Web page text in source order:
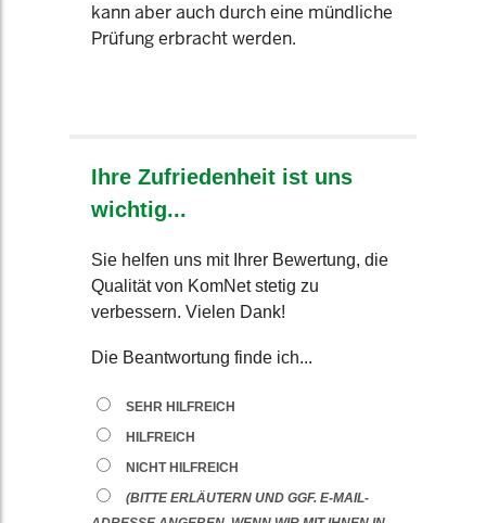
kann aber auch durch eine mündliche
Prüfung erbracht werden.